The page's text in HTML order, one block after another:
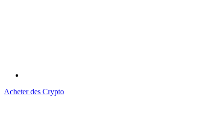
Acheter des Crypto